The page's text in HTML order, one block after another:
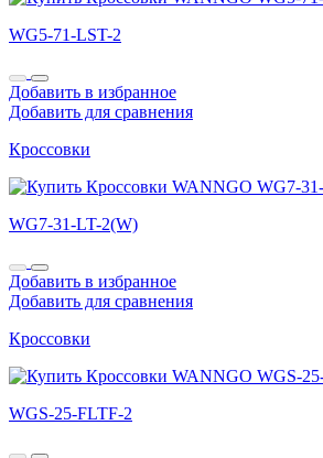
WG5-71-LST-2
Добавить в избранное
Добавить для сравнения
Кроссовки
WG7-31-LT-2(W)
Добавить в избранное
Добавить для сравнения
Кроссовки
WGS-25-FLTF-2